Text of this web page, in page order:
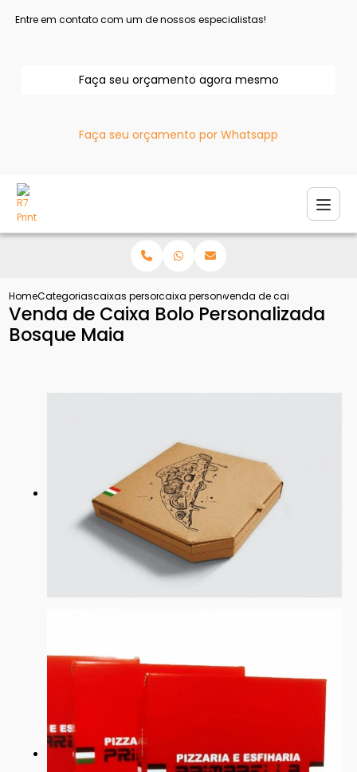
Entre em contato com um de nossos especialistas!
Faça seu orçamento agora mesmo
Faça seu orçamento por Whatsapp
HomeCategoriascaixas personalizadascaixa personalizada para loja
venda de caixa bolo
Venda de Caixa Bolo Personalizada
Bosque Maia